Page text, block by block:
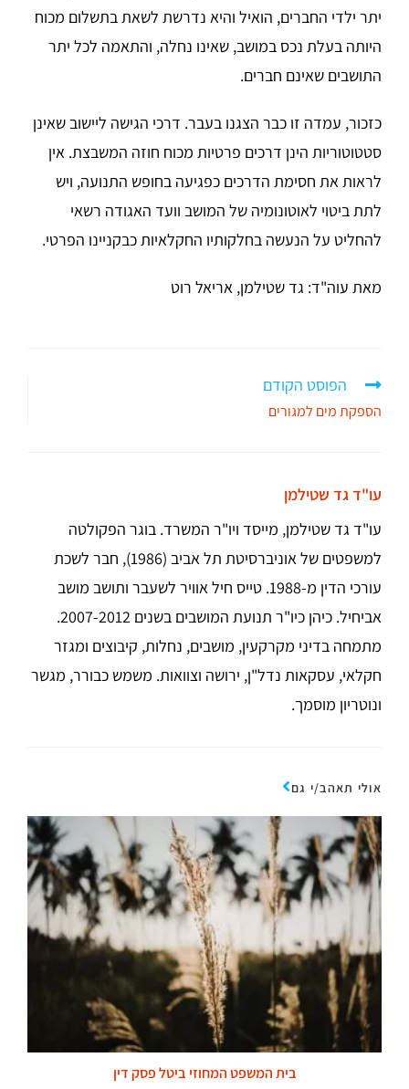
יתר ילדי החברים, הואיל והיא נדרשת לשאת בתשלום מכוח
היותה בעלת נכס במושב, שאינו נחלה, והתאמה לכל יתר
התושבים שאינם חברים.
כזכור, עמדה זו כבר הצגנו בעבר. דרכי הגישה ליישוב שאינן
סטטוטוריות הינן דרכים פרטיות מכוח חוזה המשבצת. אין
לראות את חסימת הדרכים כפגיעה בחופש התנועה, ויש
לתת ביטוי לאוטונומיה של המושב וועד האגודה רשאי
להחליט על הנעשה בחלקותיו החקלאיות כבקניינו הפרטי.
מאת עוה"ד: גד שטילמן, אריאל רוט
הפוסט הקודם
הספקת מים למגורים
עו"ד גד שטילמן
עו"ד גד שטילמן, מייסד ויו"ר המשרד. בוגר הפקולטה
למשפטים של אוניברסיטת תל אביב (1986), חבר לשכת
עורכי הדין מ-1988. טייס חיל אוויר לשעבר ותושב מושב
אביחיל. כיהן כיו"ר תנועת המושבים בשנים 2007-2012.
מתמחה בדיני מקרקעין, מושבים, נחלות, קיבוצים ומגזר
חקלאי, עסקאות נדל"ן, ירושה וצוואות. משמש כבורר, מגשר
ונוטריון מוסמך.
אולי תאהב/י גם
בית המשפט המחוזי ביטל פסק דין